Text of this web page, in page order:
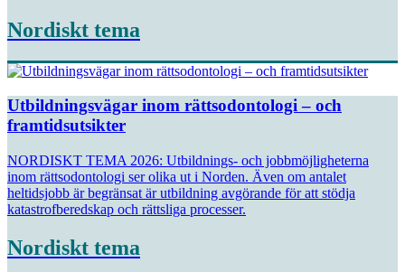
Nordiskt tema
Utbildningsvägar inom rättsodontologi – och
framtidsutsikter
NORDISKT TEMA 2026: Utbildnings- och jobbmöjligheterna
inom rättsodontologi ser olika ut i Norden. Även om antalet
heltidsjobb är begränsat är utbildning avgörande för att stödja
katastrofberedskap och rättsliga processer.
Nordiskt tema